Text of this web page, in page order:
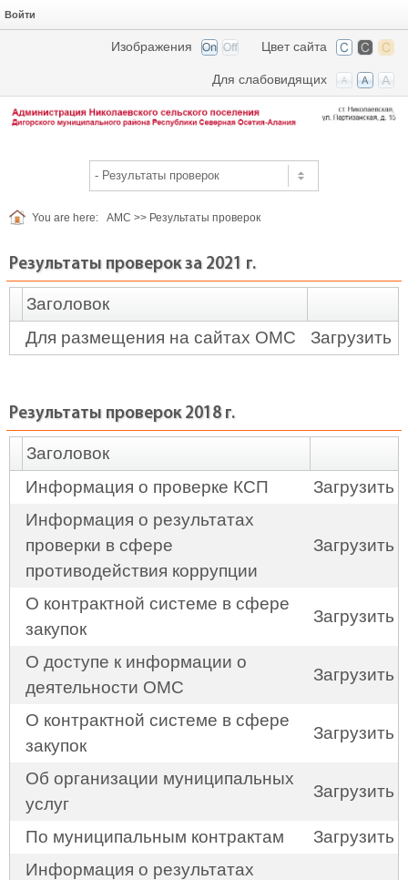
Войти
Цвет сайта
Изображения
Для слабовидящих
You are here: АМС >> Результаты проверок
Результаты проверок за 2021 г.
Заголовок
Для размещения на сайтах ОМС
Загрузить
Результаты проверок 2018 г.
Заголовок
Информация о проверке КСП
Загрузить
Информация о результатах
проверки в сфере
противодействия коррупции
Загрузить
О контрактной системе в сфере
закупок
Загрузить
О доступе к информации о
деятельности ОМС
Загрузить
О контрактной системе в сфере
закупок
Загрузить
Об организации муниципальных
услуг
Загрузить
По муниципальным контрактам
Загрузить
Информация о результатах